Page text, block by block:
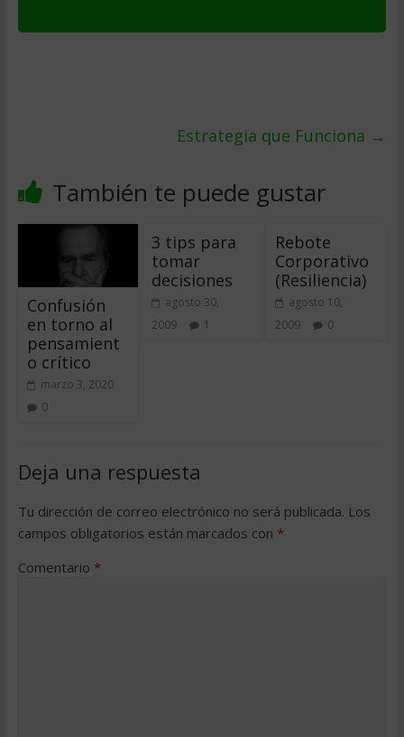
Estrategia que Funciona →
También te puede gustar
Confusión
en torno al
pensamient
o crítico
marzo 3, 2020
0
3 tips para
tomar
decisiones
agosto 30,
2009
1
Rebote
Corporativo
(Resiliencia)
agosto 10,
2009
0
Deja una respuesta
Tu dirección de correo electrónico no será publicada. Los
campos obligatorios están marcados con *
Comentario *